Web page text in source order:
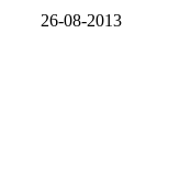
26-08-2013